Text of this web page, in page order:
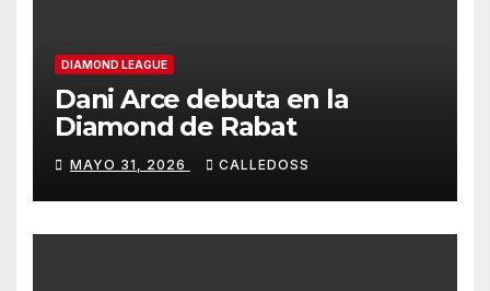
DIAMOND LEAGUE
Dani Arce debuta en la
Diamond de Rabat
MAYO 31, 2026 CALLEDOSS